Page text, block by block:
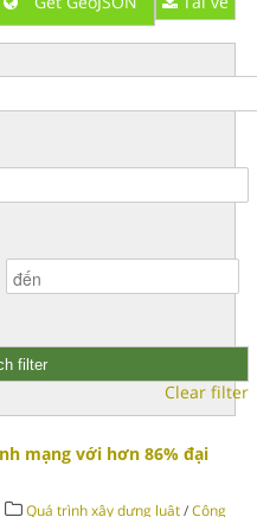
Clear filter
mạng với hơn 86% đại
Quá trình xây dựng luật/Công